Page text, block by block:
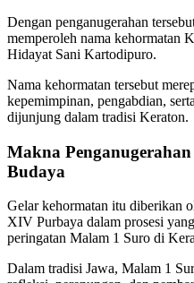
Dengan penganugerahan
memperoleh nama kehormatan
Hidayat Sani Kartodipuro.
Nama kehormatan tersebut
kepemimpinan, pengabdian,
dijunjung dalam tradisi Keraton.
Makna
Budaya
Gelar kehormatan itu diberikan
XIV Purbaya dalam prosesi
peringatan Malam 1 Suro di
Dalam tradisi Jawa, Malam 1